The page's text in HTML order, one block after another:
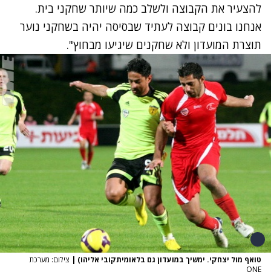
להצעיר את הקבוצה ולשלב כמה שיותר שחקני בית.
אנחנו בונים קבוצה לעתיד שבסיסה יהיה בשחקני נוער
תוצרת המועדון ולא שחקנים שיגיעו מבחוץ".
טואף מול יצחקי. ימשיך במועדון גם בלאומיתקובי אליהו) | צילום: מערכת
ONE